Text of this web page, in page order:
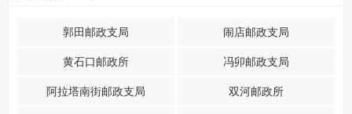
郭田邮政支局 闹店邮政支局
黄石口邮政所 冯卯邮政支局
阿拉塔南街邮政支局 双河邮政所